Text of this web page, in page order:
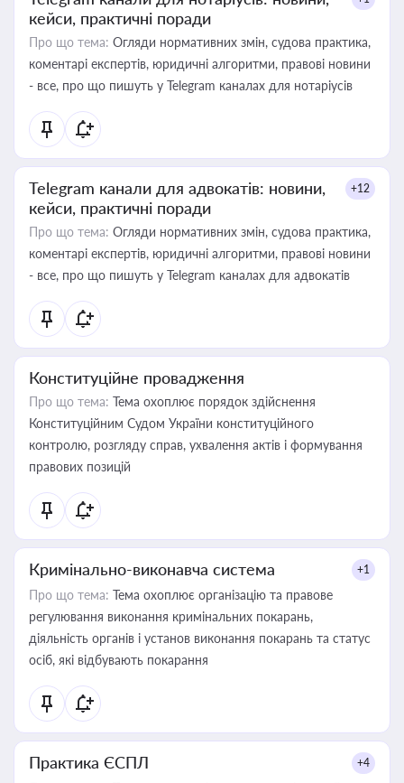
кейси, практичні поради
Про що тема: Огляди нормативних змін, судова практика,
коментарі експертів, юридичні алгоритми, правові новини
- все, про що пишуть у Telegram каналах для нотаріусів
Telegram канали для адвокатів: новини,
кейси, практичні поради
+12
Про що тема: Огляди нормативних змін, судова практика,
коментарі експертів, юридичні алгоритми, правові новини
- все, про що пишуть у Telegram каналах для адвокатів
Конституційне провадження
Про що тема: Тема охоплює порядок здійснення
Конституційним Судом України конституційного
контролю, розгляду справ, ухвалення актів і формування
правових позицій
Кримінально-виконавча система +1
Про що тема: Тема охоплює організацію та правове
регулювання виконання кримінальних покарань,
діяльність органів і установ виконання покарань та статус
осіб, які відбувають покарання
Практика ЄСПЛ +4